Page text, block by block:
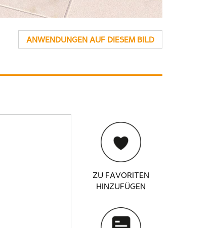
ANWENDUNGEN AUF DIESEM BILD
ZU FAVORITEN
HINZUFÜGEN